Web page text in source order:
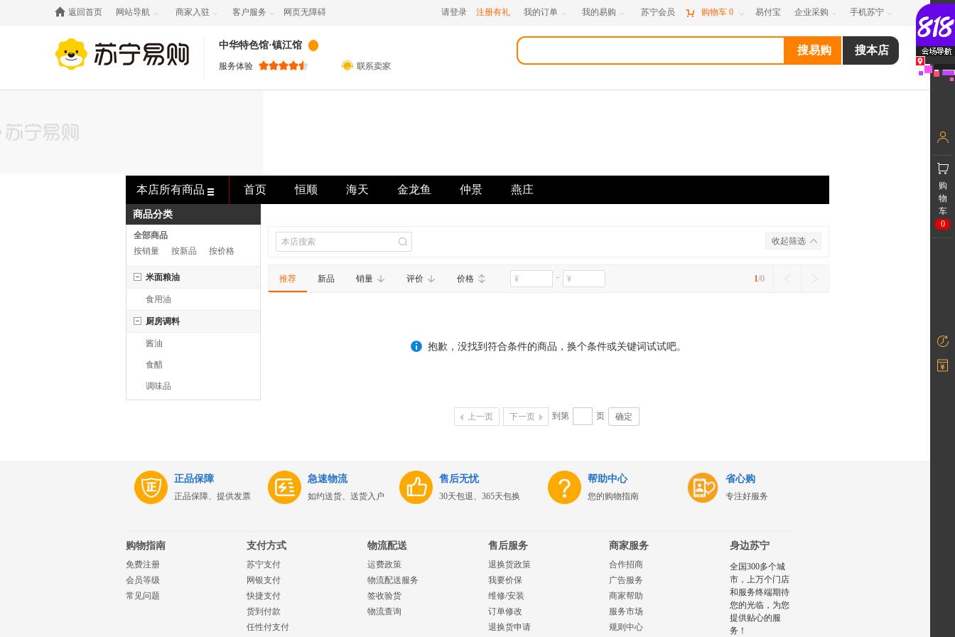
 返回首页 网站导航  商家入驻  客户服务  网页无障碍 请登录 注册有礼 我的订单  我的易购  苏宁会员  购物车 0  易付宝 企业采购  手机苏宁 
中华特色馆·镇江馆
服务体验
本店所有商品 首页 恒顺 海天 金龙鱼 仲景 燕庄
商品分类
全部商品
按销量
按新品 按价格
米面粮油
食用油
厨房调料
酱油
食醋
调味品
收起筛选
推荐 新品 销量 评价 价格 - 1/0
抱歉，没找到符合条件的商品，换个条件或关键词试试吧。
上一页 下一页 到第 页 确定
正品保障
正品保障、提供发票
急速物流
如约送货、送货入户
售后无忧
30天包退、365天包换
帮助中心
您的购物指南
省心购
专注好服务
购物指南
免费注册
会员等级
常见问题
支付方式
苏宁支付
网银支付
快捷支付
货到付款
任性付支付
物流配送
运费政策
物流配送服务
签收验货
物流查询
售后服务
退换货政策
我要价保
维修/安装
订单修改
退换货申请
商家服务
合作招商
广告服务
商家帮助
服务市场
规则中心
身边苏宁
全国300多个城
市，上万个门店
和服务终端期待
您的光临，为您
提供贴心的服
务！
购
物
车
0